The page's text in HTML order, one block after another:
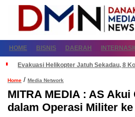
HOME BISNIS DAERAH
Evakuasi Helikopter Jatuh Sekadau, 8
Home / Media Network
MITRA MEDIA : AS
dalam Operasi Militer